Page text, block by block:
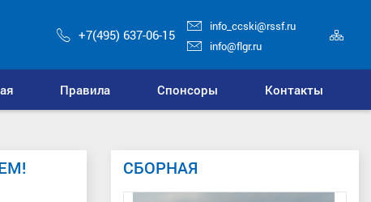
+7(495) 637-06-15
info_ccski@rssf.ru
info@flgr.ru
Правила Спонсоры Контакты
СБОРНАЯ